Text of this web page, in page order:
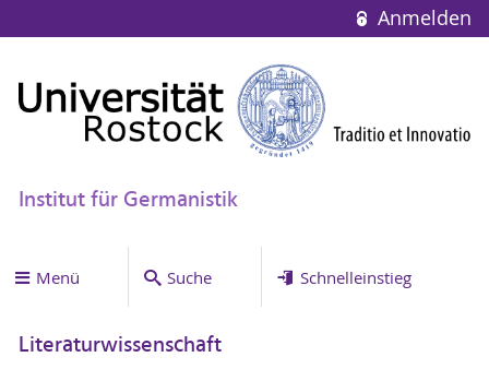
Anmelden
Institut für Germanistik
Menü Suche Schnelleinstieg
Literaturwissenschaft